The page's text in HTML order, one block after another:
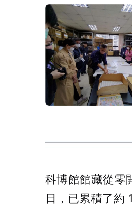
科博館館藏從零
日，已累積了約